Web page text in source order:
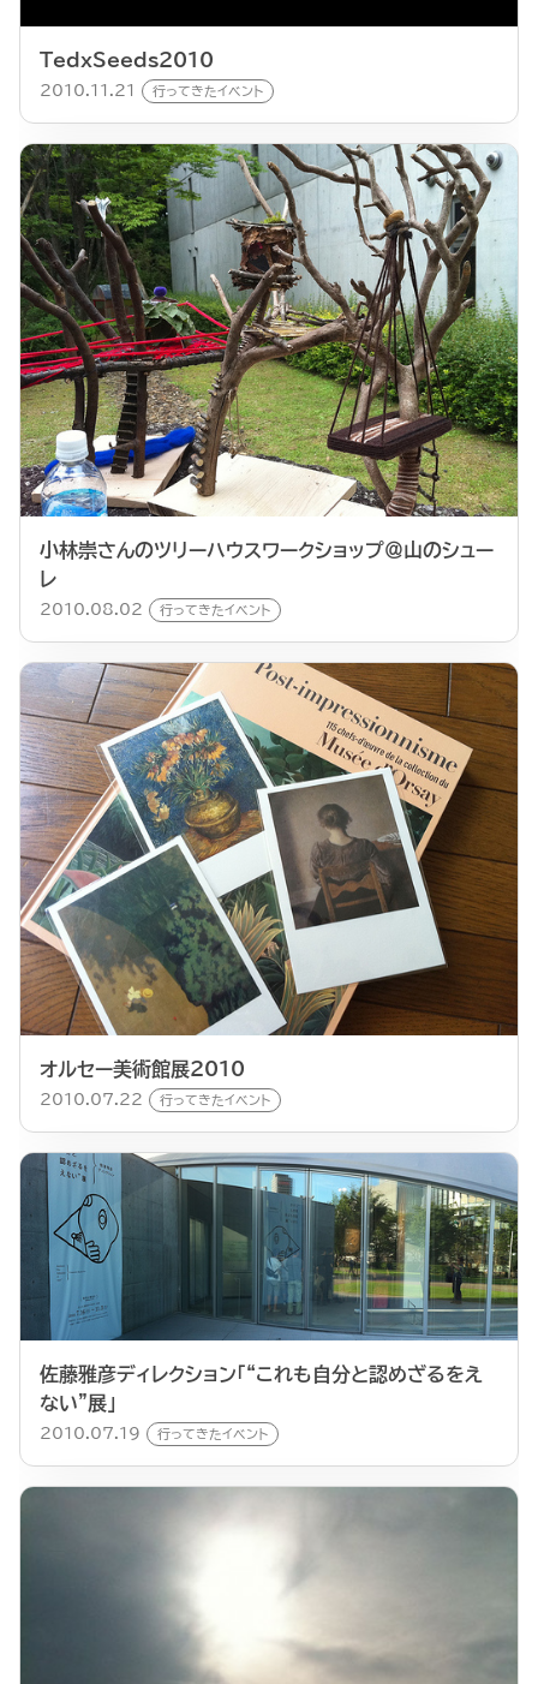
TedxSeeds2010
2010.11.21 行ってきたイベント
小林崇さんのツリーハウスワークショップ＠山のシュー
レ
2010.08.02 行ってきたイベント
オルセー美術館展2010
2010.07.22 行ってきたイベント
佐藤雅彦ディレクション「“これも自分と認めざるをえ
ない”展」
2010.07.19 行ってきたイベント